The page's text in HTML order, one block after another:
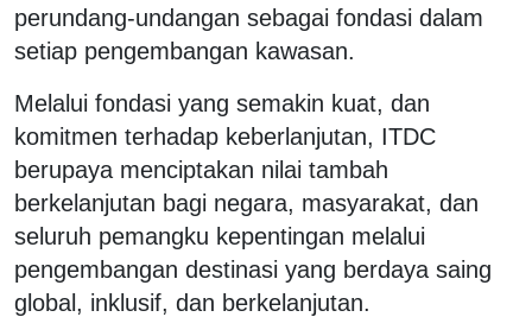
perundang-undangan sebagai fondasi dalam
setiap pengembangan kawasan.
Melalui fondasi yang semakin kuat, dan
komitmen terhadap keberlanjutan, ITDC
berupaya menciptakan nilai tambah
berkelanjutan bagi negara, masyarakat, dan
seluruh pemangku kepentingan melalui
pengembangan destinasi yang berdaya saing
global, inklusif, dan berkelanjutan.